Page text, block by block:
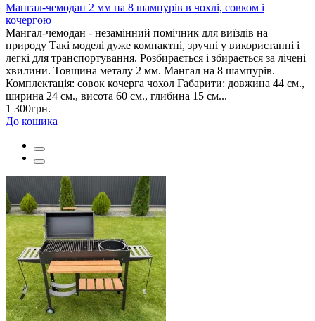
Мангал-чемодан 2 мм на 8 шампурів в чохлі, совком і
кочергою
Мангал-чемодан - незамінний помічник для виїздів на
природу Такі моделі дуже компактні, зручні у використанні і
легкі для транспортування. Розбирається і збирається за лічені
хвилини. Товщина металу 2 мм. Мангал на 8 шампурів.
Комплектація: совок кочерга чохол Габарити: довжина 44 см.,
ширина 24 см., висота 60 см., глибина 15 см...
1 300грн.
До кошика